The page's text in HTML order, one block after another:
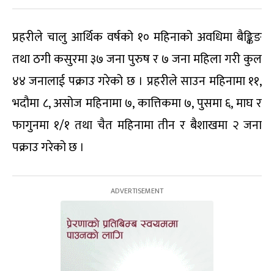
प्रहरीले चालु आर्थिक वर्षको १० महिनाको अवधिमा बैङ्किङ
तथा ठगी कसुरमा ३७ जना पुरुष र ७ जना महिला गरी कुल
४४ जनालाई पक्राउ गरेको छ । प्रहरीले साउन महिनामा ११,
भदौमा ८, असोज महिनामा ७, कात्तिकमा ७, पुसमा ६, माघ र
फागुनमा १/१ तथा चैत महिनामा तीन र बैशाखमा २ जना
पक्राउ गरेको छ ।